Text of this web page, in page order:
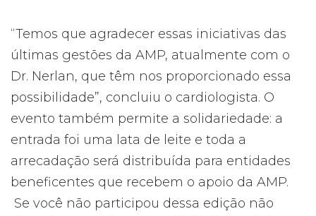
“Temos que agradecer essas iniciativas das
últimas gestões da AMP, atualmente com o
Dr. Nerlan, que têm nos proporcionado essa
possibilidade”, concluiu o cardiologista. O
evento também permite a solidariedade: a
entrada foi uma lata de leite e toda a
arrecadação será distribuída para entidades
beneficentes que recebem o apoio da AMP.
Se você não participou dessa edição não